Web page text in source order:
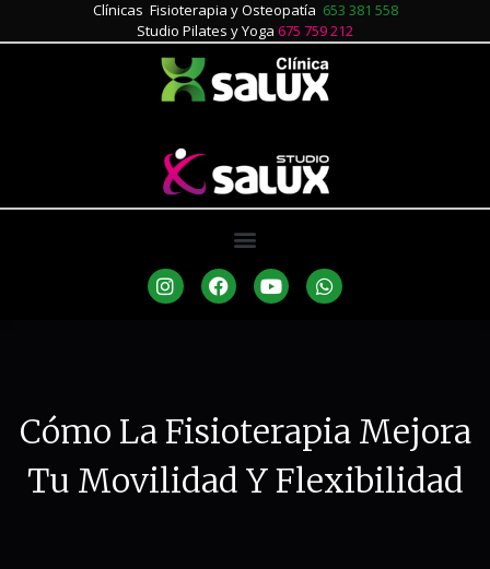
Clínicas Fisioterapia y Osteopatía 653 381 558
Studio Pilates y Yoga 675 759 212
Cómo La Fisioterapia Mejora
Tu Movilidad Y Flexibilidad